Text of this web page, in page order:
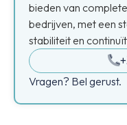
bieden van
bedrijven, met een
stabiliteit en
Vragen? Bel gerust.